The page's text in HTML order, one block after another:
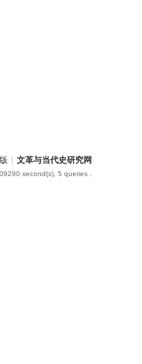
文革与当代史研究网
second(s), 5 queries .